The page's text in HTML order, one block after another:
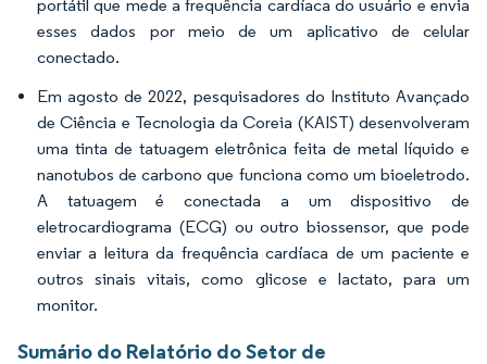
portátil que mede a frequência cardíaca do usuário e envia
esses dados por meio de um aplicativo de celular
conectado.
Em agosto de 2022, pesquisadores do Instituto Avançado
de Ciência e Tecnologia da Coreia (KAIST) desenvolveram
uma tinta de tatuagem eletrônica feita de metal líquido e
nanotubos de carbono que funciona como um bioeletrodo.
A tatuagem é conectada a um dispositivo de
eletrocardiograma (ECG) ou outro biossensor, que pode
enviar a leitura da frequência cardíaca de um paciente e
outros sinais vitais, como glicose e lactato, para um
monitor.
Sumário do Relatório do Setor de